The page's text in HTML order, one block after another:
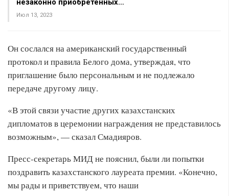
незаконно приобретённых…
Июл 13, 2023
Он сослался на американский государственный
протокол и правила Белого дома, утверждая, что
приглашение было персональным и не подлежало
передаче другому лицу.
«В этой связи участие других казахстанских
дипломатов в церемонии награждения не представилось
возможным», — сказал Смадияров.
Пресс-секретарь МИД не пояснил, были ли попытки
поздравить казахстанского лауреата премии. «Конечно,
мы рады и приветствуем, что наши